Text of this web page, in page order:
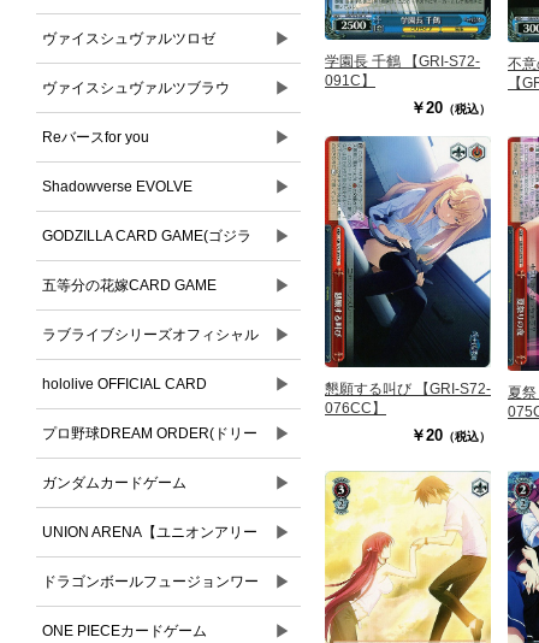
ヴァイスシュヴァルツロゼ ▶
ヴァイスシュヴァルツブラウ ▶
Reバースfor you ▶
Shadowverse EVOLVE ▶
GODZILLA CARD GAME(ゴジラ
カードゲーム)
▶
五等分の花嫁CARD GAME ▶
ラブライブシリーズオフィシャル
カードゲーム
▶
hololive OFFICIAL CARD
GAME(ホロライブオフィシャルカ
ードゲーム)
▶
プロ野球DREAM ORDER(ドリー
ムオーダー)
▶
ガンダムカードゲーム ▶
UNION ARENA【ユニオンアリー
ナ】
▶
ドラゴンボールフュージョンワー
ルド
▶
ONE PIECEカードゲーム ▶
学園長 千鶴 【GRI-S72-
091C】
￥20 （税込）
不
【
懇願する叫び 【GRI-S72-
076CC】
￥20 （税込）
夏